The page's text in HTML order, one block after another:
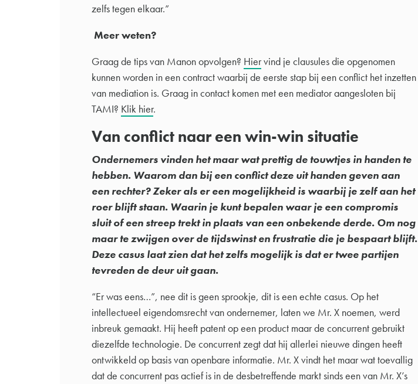
zelfs tegen elkaar.”
Meer weten?
Graag de tips van Manon opvolgen? Hiervind je clausules die opgenomen
kunnen worden in een contract waarbij de eerste stap bij een conflict het inzetten
van mediation is. Graag in contact komen met een mediator aangesloten bij
TAMI? Klik hier.
Van conflict naar een win-win situatie
Ondernemers vinden het maar wat prettig de touwtjes in handen te
hebben. Waarom dan bij een conflict deze uit handen geven aan
een rechter? Zeker als er een mogelijkheid is waarbij je zelf aan het
roer blijft staan. Waarin je kunt bepalen waar je een compromis
sluit of een streep trekt in plaats van een onbekende derde. Om nog
maar te zwijgen over de tijdswinst en frustratie die je bespaart blijft.
Deze casus laat zien dat het zelfs mogelijk is dat er twee partijen
tevreden de deur uit gaan.
“Er was eens…”, nee dit is geen sprookje, dit is een echte casus. Op het
intellectueel eigendomsrecht van ondernemer, laten we Mr. X noemen, werd
inbreuk gemaakt. Hij heeft patent op een product maar de concurrent gebruikt
diezelfde technologie. De concurrent zegt dat hij allerlei nieuwe dingen heeft
ontwikkeld op basis van openbare informatie. Mr. X vindt het maar wat toevallig
dat de concurrent pas actief is in de desbetreffende markt sinds een van Mr. X’s